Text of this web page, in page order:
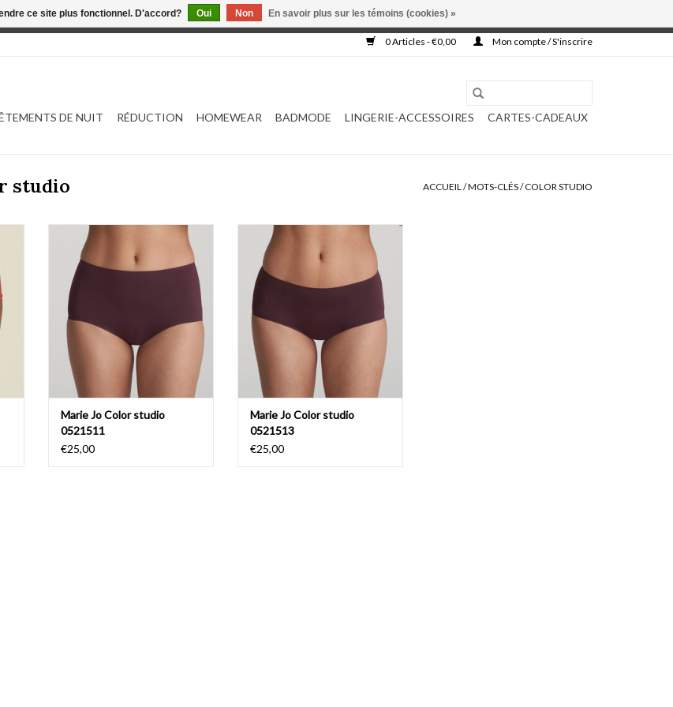
0 Articles - €0,00 Mon compte / S'inscrire
DE NUIT RÉDUCTION HOMEWEAR BADMODE LINGERIE-ACCESSOIRES CARTES-CADEAUX
studio ACCUEIL/MOTS-CLÉS/COLOR STUDIO
Marie Jo Color studio 0521511
AJOUTER AU PANIER
Marie Jo Color studio
0521511
€25,00
Marie Jo Color studio 0521513
AJOUTER AU PANIER
Marie Jo Color studio
0521513
€25,00
ce site plus fonctionnel. D'accord? Oui Non En savoir plus sur les témoins (cookies) »
construction. Toute commande passée ne sera ni traitée, ni complétée.